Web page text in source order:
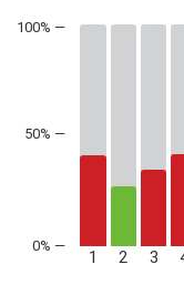
50% —
1 2 3